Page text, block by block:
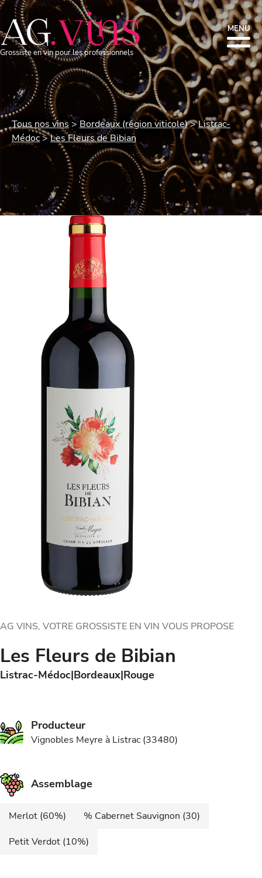
Grossiste en vin pour les professionnels
MENU
Tous nos vins Bordeaux (région viticole)
Listrac-
Médoc
Les Fleurs de Bibian
AG VINS, VOTRE GROSSISTE EN VIN VOUS PROPOSE
Les Fleurs de Bibian
Listrac-Médoc Bordeaux Rouge
Producteur
Vignobles Meyre à Listrac (33480)
Assemblage
Merlot (60%)
% Cabernet Sauvignon (30)
Petit Verdot (10%)